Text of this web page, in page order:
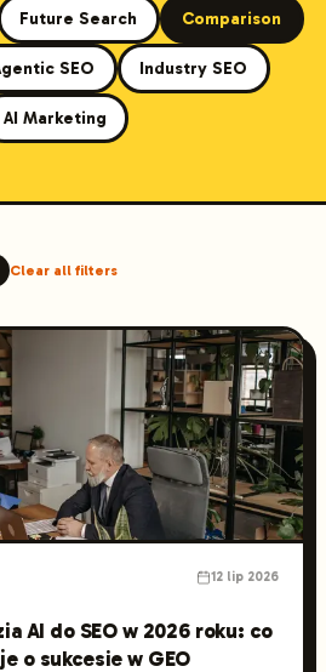
Future Search Comparison
SEO Industry SEO
AI Marketing
Clear all filters
12 lip 2026
AI do SEO w 2026 roku: co
o sukcesie w GEO